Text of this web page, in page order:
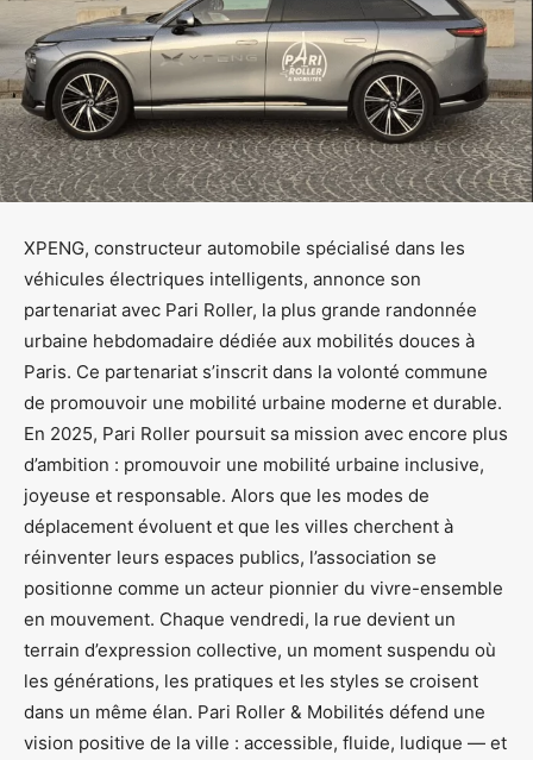
XPENG, constructeur automobile spécialisé dans les
véhicules électriques intelligents, annonce son
partenariat avec Pari Roller, la plus grande randonnée
urbaine hebdomadaire dédiée aux mobilités douces à
Paris. Ce partenariat s’inscrit dans la volonté commune
de promouvoir une mobilité urbaine moderne et durable.
En 2025, Pari Roller poursuit sa mission avec encore plus
d’ambition : promouvoir une mobilité urbaine inclusive,
joyeuse et responsable. Alors que les modes de
déplacement évoluent et que les villes cherchent à
réinventer leurs espaces publics, l’association se
positionne comme un acteur pionnier du vivre-ensemble
en mouvement. Chaque vendredi, la rue devient un
terrain d’expression collective, un moment suspendu où
les générations, les pratiques et les styles se croisent
dans un même élan. Pari Roller & Mobilités défend une
vision positive de la ville : accessible, fluide, ludique — et